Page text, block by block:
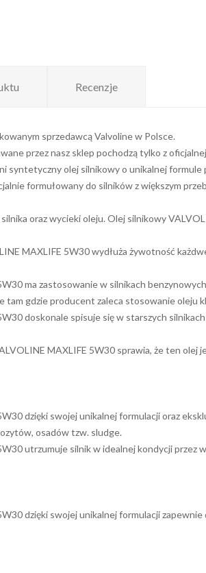
Recenzje
sprzedawcą Valvoline w Polsce.
przez nasz sklep pochodzą tylko z
syntetyczny olej silnikowy o unikalnej formule
formułowany do silników z większym
oraz wycieki oleju. Olej silnikowy
MAXLIFE 5W30 wydłuża żywotność
ma zastosowanie w silnikach
tam gdzie producent zaleca stosowanie oleju
doskonale spisuje się w starszych
MAXLIFE 5W30 sprawia, że ten
dzięki swojej unikalnej formulacji oraz
osadów tzw. sludge.
utrzumuje silnik w idealnej kondycji przez
dzięki swojej unikalnej formulacji